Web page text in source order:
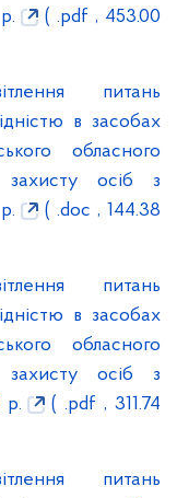
( .pdf , 453.00
питань
в засобах
обласного
захисту осіб з
( .doc , 144.38
питань
в засобах
обласного
захисту осіб з
р.
( .pdf , 311.74
питань